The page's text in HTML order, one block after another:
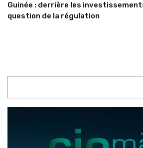
Guinée : derrière les
question de la régulation